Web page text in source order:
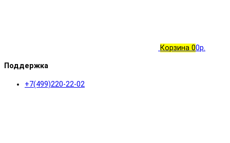
Корзина 00р.
Поддержка
+7(499)220-22-02